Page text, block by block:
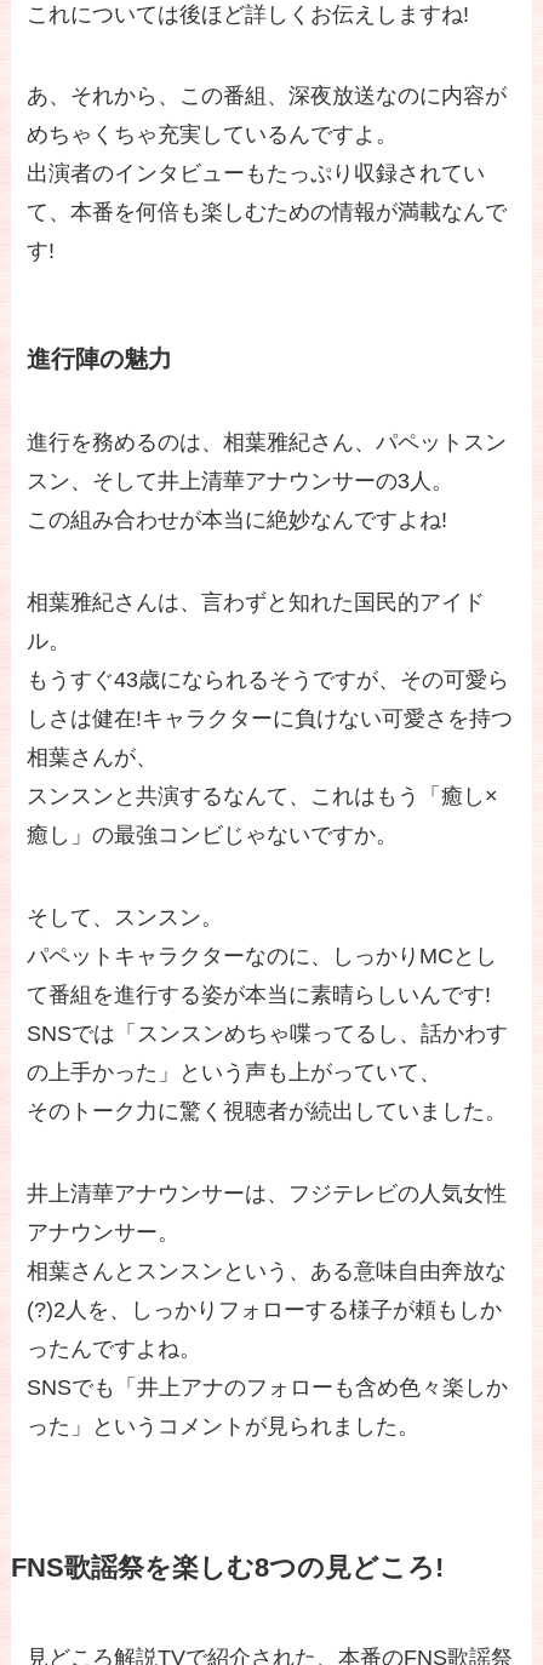
これについては後ほど詳しくお伝えしますね!
あ、それから、この番組、深夜放送なのに内容が
めちゃくちゃ充実しているんですよ。
出演者のインタビューもたっぷり収録されてい
て、本番を何倍も楽しむための情報が満載なんで
す!
進行陣の魅力
進行を務めるのは、相葉雅紀さん、パペットスン
スン、そして井上清華アナウンサーの3人。
この組み合わせが本当に絶妙なんですよね!
相葉雅紀さんは、言わずと知れた国民的アイド
ル。
もうすぐ43歳になられるそうですが、その可愛ら
しさは健在!キャラクターに負けない可愛さを持つ
相葉さんが、
スンスンと共演するなんて、これはもう「癒し×
癒し」の最強コンビじゃないですか。
そして、スンスン。
パペットキャラクターなのに、しっかりMCとし
て番組を進行する姿が本当に素晴らしいんです!
SNSでは「スンスンめちゃ喋ってるし、話かわす
の上手かった」という声も上がっていて、
そのトーク力に驚く視聴者が続出していました。
井上清華アナウンサーは、フジテレビの人気女性
アナウンサー。
相葉さんとスンスンという、ある意味自由奔放な
(?)2人を、しっかりフォローする様子が頼もしか
ったんですよね。
SNSでも「井上アナのフォローも含め色々楽しか
った」というコメントが見られました。
FNS歌謡祭を楽しむ8つの見どころ!
見どころ解説TVで紹介された、本番のFNS歌謡祭